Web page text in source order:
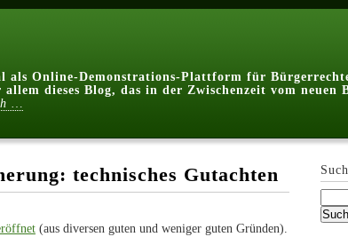
als Online-Demonstrations-Plattform für
dieses Blog, das in der Zwischenzeit vom neuen
…
technisches Gutachten
(aus diversen guten und weniger guten Gründen).